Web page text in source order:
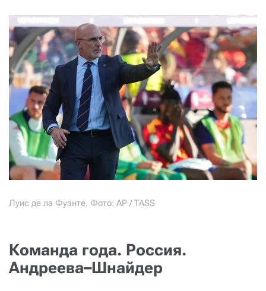
Луис де ла Фуэнте. Фото: AP / TASS
Команда года. Россия.
Андреева–Шнайдер